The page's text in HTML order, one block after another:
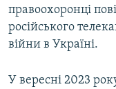
правоохоронці
російського
війни в Україні.
У вересні 2023